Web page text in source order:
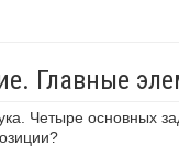
Главные
Четыре основных